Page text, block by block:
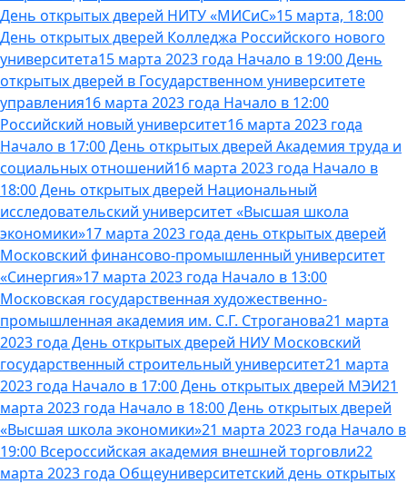
День открытых дверей НИТУ «МИСиС»15 марта, 18:00
День открытых дверей Колледжа Российского нового
университета15 марта 2023 года Начало в 19:00 День
открытых дверей в Государственном университете
управления16 марта 2023 года Начало в 12:00
Российский новый университет16 марта 2023 года
Начало в 17:00 День открытых дверей Академия труда и
социальных отношений16 марта 2023 года Начало в
18:00 День открытых дверей Национальный
исследовательский университет «Высшая школа
экономики»17 марта 2023 года день открытых дверей
Московский финансово-промышленный университет
«Синергия»17 марта 2023 года Начало в 13:00
Московская государственная художественно-
промышленная академия им. С.Г. Строганова21 марта
2023 года День открытых дверей НИУ Московский
государственный строительный университет21 марта
2023 года Начало в 17:00 День открытых дверей МЭИ21
марта 2023 года Начало в 18:00 День открытых дверей
«Высшая школа экономики»21 марта 2023 года Начало в
19:00 Всероссийская академия внешней торговли22
марта 2023 года Общеуниверситетский день открытых